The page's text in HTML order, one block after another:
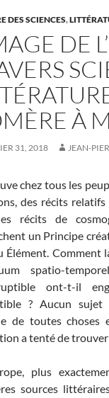
DES SCIENCES,
DE
À
31, 2018 JEAN-
chez tous les
des récits relatifs
récits de
un Principe
Élément.
spatio-
ont-t-il
? Aucun sujet
de toutes
a tenté de
plus
sources